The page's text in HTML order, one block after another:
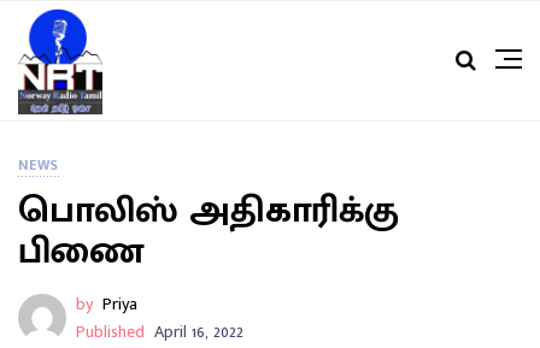
NEWS
பொலிஸ் அதிகாரிக்கு
பிணை
by Priya
Published April 16, 2022